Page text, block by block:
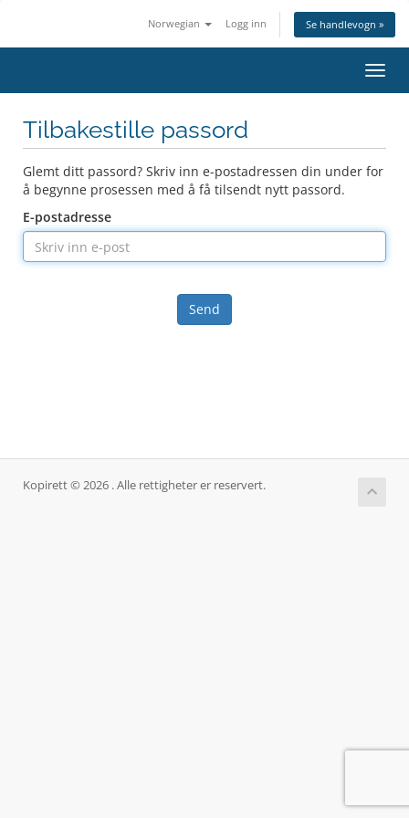
Norwegian Logg inn Se handlevogn »
Bytt
Tilbakestille passord
Glemt ditt passord? Skriv inn e-postadressen din under for
å begynne prosessen med å få tilsendt nytt passord.
E-postadresse
Send
Kopirett © 2026 . Alle rettigheter er reservert.